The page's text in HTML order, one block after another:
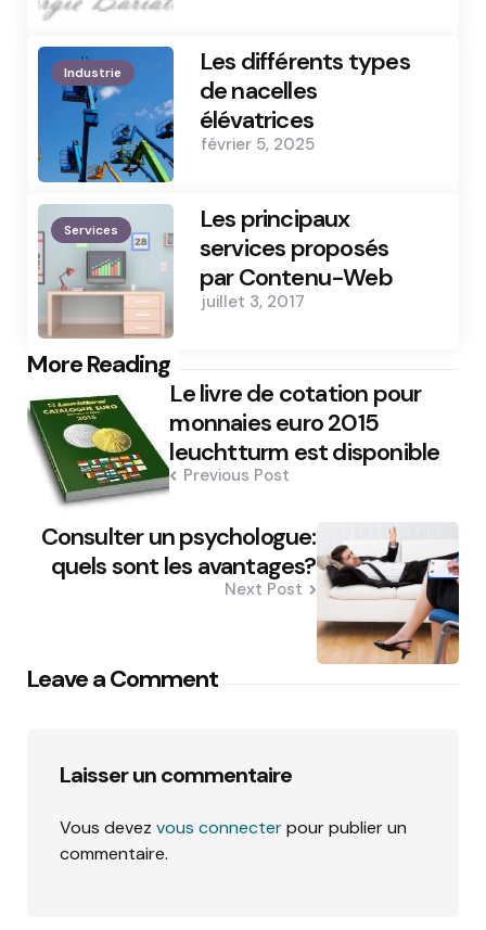
Industrie
Les différents types
de nacelles
élévatrices
février 5, 2025
Services
Les principaux
services proposés
par Contenu-Web
juillet 3, 2017
More Reading
Post
navigation
Le livre de cotation pour
monnaies euro 2015
leuchtturm est disponible
Previous Post
Consulter un psychologue:
quels sont les avantages?
Next Post
Leave a Comment
Laisser un commentaire
Vous devez vous connecterpour publier un
commentaire.